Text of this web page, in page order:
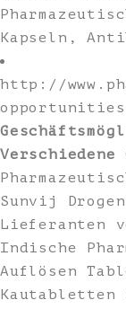
Kapseln,
http://
Sunvij
Lieferanten
Indische
Auflösen
Kautabletten